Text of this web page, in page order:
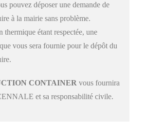
pouvez déposer une demande de
à la mairie sans problème.
thermique étant respectée, une
vous sera fournie pour le dépôt du
CONTAINER vous fournira
et sa responsabilité civile.